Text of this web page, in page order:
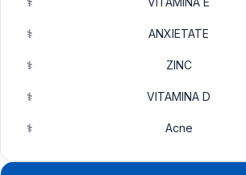
⚕️ ANXIETATE
⚕️ ZINC
⚕️ VITAMINA D
⚕️ Acne